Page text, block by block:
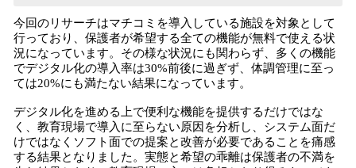
今回のリサーチはマチコミを導入している施設を対象として
行っており、保護者が希望する全ての機能が無料で使える状
況になっています。その様な状況にも関わらず、多くの機能
でデジタル化の導入率は30%前後に過ぎず、体調管理に至っ
ては20%にも満たない結果になっています。
デジタル化を進める上で便利な機能を提供するだけではな
く、教育現場で導入に至らない原因を分析し、システム面だ
けではなくソフト面での提案と改善が必要であることを痛感
する結果となりました。実態と希望の乖離は保護者の不満を